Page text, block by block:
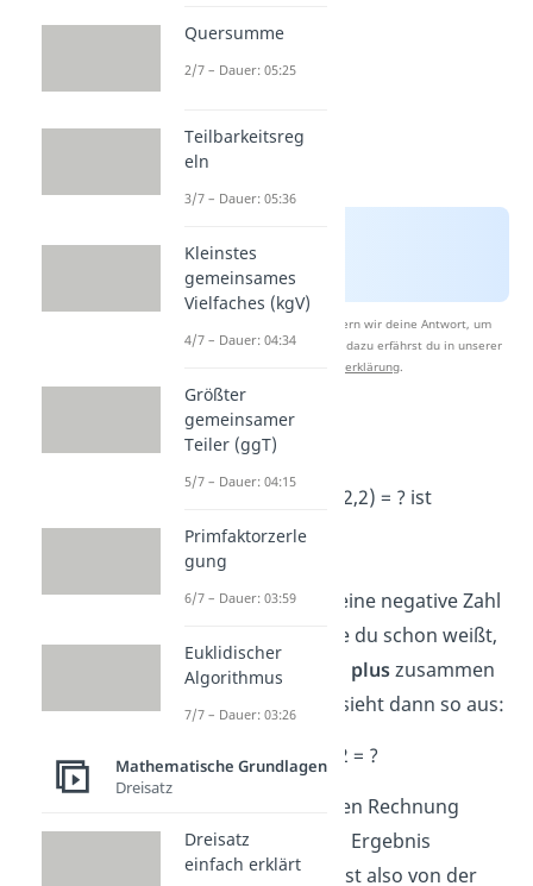
Nach Beantwortung speichern wir deine Antwort, um
Studyflix zu verbessern. Mehr dazu erfährst du in unserer
Datenschutzerklärung.
Beispiel 1:
Die Rechnung 6 + (-2,2) = ? ist
gegeben.
Du siehst, hier soll eine negative Zahl
addiert werden. Wie du schon weißt,
ergebenminus und pluszusammen
wieder
minus. Das sieht dann so aus:
6 – 2,2 = ?
Mit der vereinfachten Rechnung
kannst du dann das Ergebnis
bestimmen. Du gehst also von der
Quersumme
2/7 – Dauer: 05:25
Teilbarkeitsreg
eln
3/7 – Dauer: 05:36
Kleinstes
gemeinsames
Vielfaches (kgV)
4/7 – Dauer: 04:34
Größter
gemeinsamer
Teiler (ggT)
5/7 – Dauer: 04:15
Primfaktorzerle
gung
6/7 – Dauer: 03:59
Euklidischer
Algorithmus
7/7 – Dauer: 03:26
Mathematische Grundlagen
Dreisatz
Dreisatz
einfach erklärt